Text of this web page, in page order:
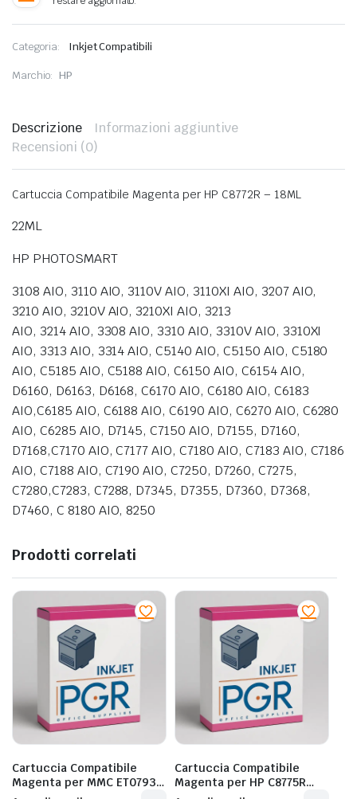
Categoria: Inkjet Compatibili
Marchio: HP
Descrizione
Informazioni aggiuntive
Recensioni (0)
Cartuccia Compatibile Magenta per HP C8772R – 18ML
22ML
HP PHOTOSMART
3108 AIO, 3110 AIO, 3110V AIO, 3110XI AIO, 3207 AIO,
3210 AIO, 3210V AIO, 3210XI AIO, 3213
AIO, 3214 AIO, 3308 AIO, 3310 AIO, 3310V AIO, 3310XI
AIO, 3313 AIO, 3314 AIO, C5140 AIO, C5150 AIO, C5180
AIO, C5185 AIO, C5188 AIO, C6150 AIO, C6154 AIO,
D6160, D6163, D6168, C6170 AIO, C6180 AIO, C6183
AIO,C6185 AIO, C6188 AIO, C6190 AIO, C6270 AIO, C6280
AIO, C6285 AIO, D7145, C7150 AIO, D7155, D7160,
D7168,C7170 AIO, C7177 AIO, C7180 AIO, C7183 AIO, C7186
AIO, C7188 AIO, C7190 AIO, C7250, D7260, C7275,
C7280,C7283, C7288, D7345, D7355, D7360, D7368,
D7460, C 8180 AIO, 8250
Prodotti correlati
Cartuccia Compatibile
Magenta per MMC ET0793
Cartuccia Compatibile
Magenta per HP C8775R